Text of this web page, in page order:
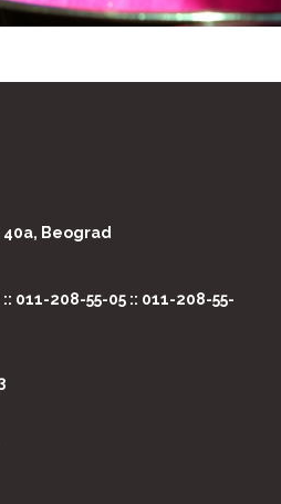
Beograd
011-208-55-05 :: 011-208-55-